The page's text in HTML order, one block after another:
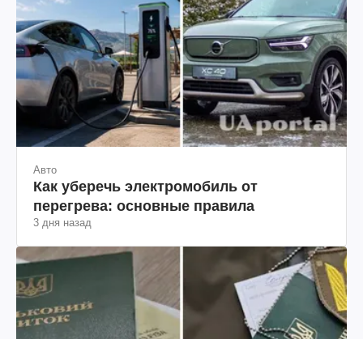
Авто
Как уберечь электромобиль от
перегрева: основные правила
3 дня назад